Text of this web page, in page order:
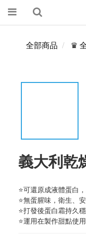
全部商品 ♛
義大利乾
⭐可還原成液體蛋白
⭐無蛋腥味，衛生、
⭐打發後蛋白霜持久
⭐運用在製作甜點使